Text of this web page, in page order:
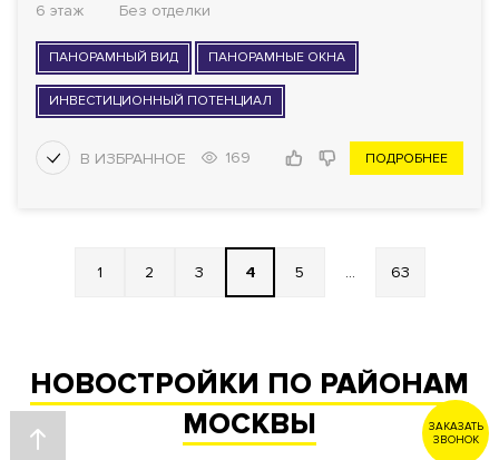
6 этаж
Без отделки
ПАНОРАМНЫЙ ВИД ПАНОРАМНЫЕ ОКНА
ИНВЕСТИЦИОННЫЙ ПОТЕНЦИАЛ
169 ПОДРОБНЕЕ
1 2 3 4 5 ... 63
НОВОСТРОЙКИ ПО РАЙОНАМ
МОСКВЫ
ЗАКАЗАТЬ
ЗВОНОК